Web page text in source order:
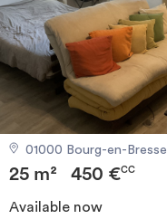
Cities
Invest
Blog
01000 Bourg-en-Bresse
25 m² 450 €CC
Available now